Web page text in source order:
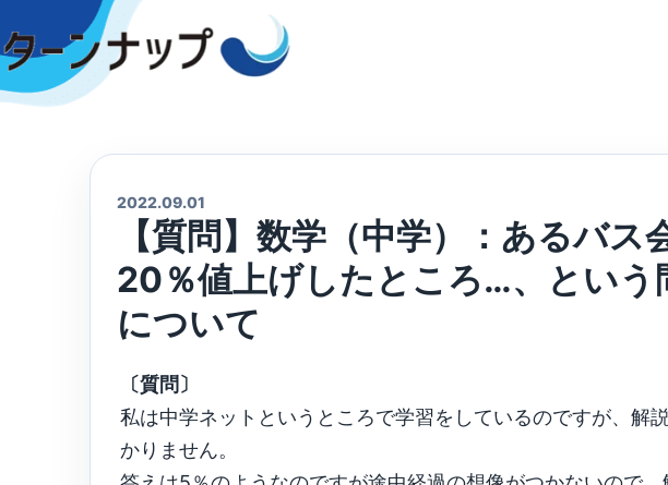
to
content
2022.09.01
【質問】数学（中学）：あるバス
20％値上げしたところ…、という
について
〔質問〕
私は中学ネットというところで学習をしているのですが、解
かりません。